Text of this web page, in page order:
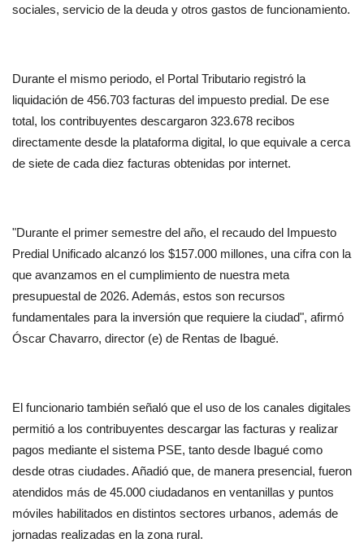
sociales, servicio de la deuda y otros gastos de funcionamiento.
Durante el mismo periodo, el Portal Tributario registró la
liquidación de 456.703 facturas del impuesto predial. De ese
total, los contribuyentes descargaron 323.678 recibos
directamente desde la plataforma digital, lo que equivale a cerca
de siete de cada diez facturas obtenidas por internet.
"Durante el primer semestre del año, el recaudo del Impuesto
Predial Unificado alcanzó los $157.000 millones, una cifra con la
que avanzamos en el cumplimiento de nuestra meta
presupuestal de 2026. Además, estos son recursos
fundamentales para la inversión que requiere la ciudad", afirmó
Óscar Chavarro, director (e) de Rentas de Ibagué.
El funcionario también señaló que el uso de los canales digitales
permitió a los contribuyentes descargar las facturas y realizar
pagos mediante el sistema PSE, tanto desde Ibagué como
desde otras ciudades. Añadió que, de manera presencial, fueron
atendidos más de 45.000 ciudadanos en ventanillas y puntos
móviles habilitados en distintos sectores urbanos, además de
jornadas realizadas en la zona rural.